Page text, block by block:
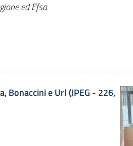
ed Efsa
Bonaccini e Url(JPEG - 226,